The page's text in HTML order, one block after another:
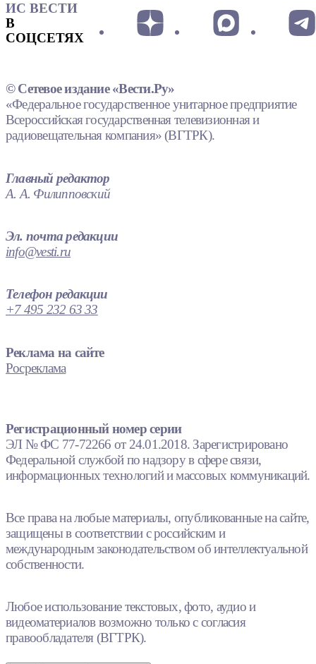
ИС ВЕСТИ
В
СОЦСЕТЯХ
© Сетевое издание «Вести.Ру»
«Федеральное государственное унитарное предприятие
Всероссийская государственная телевизионная и
радиовещательная компания» (ВГТРК).
Главный редактор
А. А. Филипповский
Эл. почта редакции
info@vesti.ru
Телефон редакции
+7 495 232 63 33
Реклама на сайте
Росреклама
Регистрационный номер серии
ЭЛ № ФС 77-72266 от 24.01.2018. Зарегистрировано
Федеральной службой по надзору в сфере связи,
информационных технологий и массовых коммуникаций.
Все права на любые материалы, опубликованные на сайте,
защищены в соответствии с российским и
международным законодательством об интеллектуальной
собственности.
Любое использование текстовых, фото, аудио и
видеоматериалов возможно только с согласия
правообладателя (ВГТРК).